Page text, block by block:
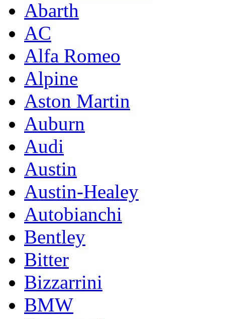
Abarth
AC
Alfa Romeo
Alpine
Aston Martin
Auburn
Audi
Austin
Austin-Healey
Autobianchi
Bentley
Bitter
Bizzarrini
BMW